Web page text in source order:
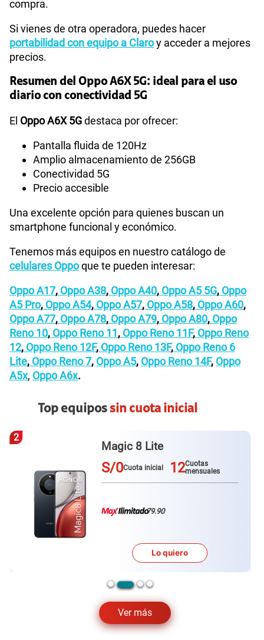
compra.
Si vienes de otra operadora, puedes hacer
portabilidad con equipo a Claroy acceder a mejores
precios.
Resumen del Oppo A6X 5G: ideal para el uso
diario con conectividad 5G
El Oppo A6X 5Gdestaca por ofrecer:
Pantalla fluida de 120Hz
Amplio almacenamiento de 256GB
Conectividad 5G
Precio accesible
Una excelente opción para quienes buscan un
smartphone funcional y económico.
Tenemos más equipos en nuestro catálogo de
celulares Oppoque te pueden interesar:
Oppo A17, Oppo A38, Oppo A40, Oppo A5 5G, Oppo
A5 Pro, Oppo A54, Oppo A57, Oppo A58, Oppo A60,
Oppo A77, Oppo A78, Oppo A79, Oppo A80, Oppo
Reno 10, Oppo Reno 11, Oppo Reno 11F, Oppo Reno
12, Oppo Reno 12F, Oppo Reno 13F, Oppo Reno 6
Lite, Oppo Reno 7, Oppo A5, Oppo Reno 14F, Oppo
A5x, Oppo A6x.
Top equipossin cuota inicial
Ver más
3
Galaxy A57
S/0Cuota inicial 12Cuotas
mensuales
79.90
Lo quiero